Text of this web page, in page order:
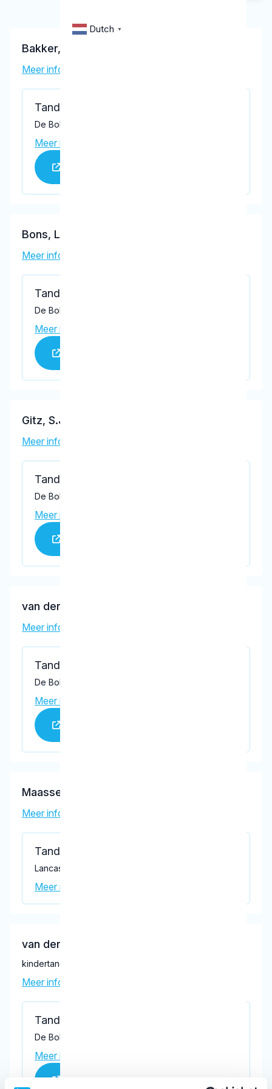
Dutch ▼
Bakker, M.F.
Meer informatie tandarts
Tandartspraktijk Dronten
De Bolder 12, Dronten 8251 KV
Meer informatie praktijk
Bons, L.J.M.
Meer informatie tandarts
Tandartspraktijk Dronten
De Bolder 12, Dronten 8251 KV
Meer informatie praktijk
Gitz, S.J.
Meer informatie tandarts
Tandartspraktijk Dronten
De Bolder 12, Dronten 8251 KV
Meer informatie praktijk
van der Linde, C.F.
Meer informatie tandarts
Tandartspraktijk Dronten
De Bolder 12, Dronten 8251 KV
Meer informatie praktijk
Maassen, R.W.H.J.
Meer informatie tandarts
Tandartspraktijk Lancasterdreef
Lancasterdreef 71, Dronten 8251 TJ
Meer informatie praktijk
van der Meij, A.
kindertandarts
Meer informatie tandarts
Tandartspraktijk Dronten
De Bolder 12, Dronten 8251 KV
Meer informatie praktijk